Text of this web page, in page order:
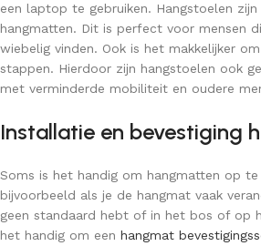
een laptop te gebruiken. Hangstoelen
hangmatten. Dit is perfect voor mensen
wiebelig vinden. Ook is het makkelijker
stappen. Hierdoor zijn hangstoelen ook
met verminderde mobiliteit en oudere
Installatie en bevestiging
Soms is het handig om hangmatten op
bijvoorbeeld als je de hangmat vaak
geen standaard hebt of in het bos of op
het handig om een hangmat